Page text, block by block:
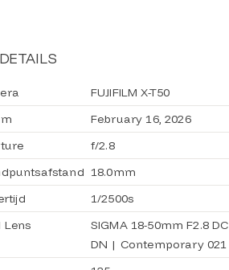
DETAILS
FUJIFILM X-T50
February 16, 2026
f/2.8
18.0mm
1/2500s
Lens
SIGMA 18-50mm F2.8 DC
DN | Contemporary 021